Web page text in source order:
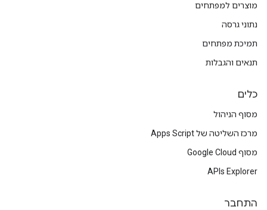
מוצרים למפתחים
נתוני גרסה
תמיכת מפתחים
תנאים והגבלות
כלים
מסוף הניהול
מרכז השליטה של Apps Script
מסוף Google Cloud
APIs Explorer
התחבר